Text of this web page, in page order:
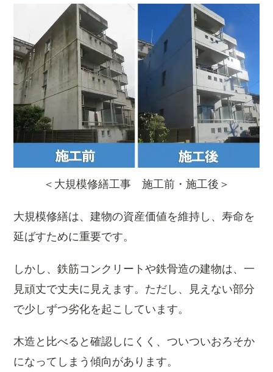
＜大規模修繕工事 施工前・施工後＞
大規模修繕は、建物の資産価値を維持し、寿命を
延ばすために重要です。
しかし、鉄筋コンクリートや鉄骨造の建物は、一
見頑丈で丈夫に見えます。ただし、見えない部分
で少しずつ劣化を起こしています。
木造と比べると確認しにくく、ついついおろそか
になってしまう傾向があります。